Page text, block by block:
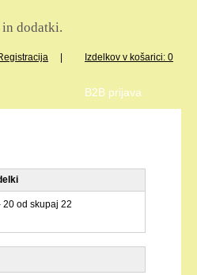
dodatki.
Izdelkov v košarici: 0
B2B prijava
20 od skupaj 22